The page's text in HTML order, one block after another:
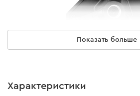
Особенности
Показать больше
Характеристики